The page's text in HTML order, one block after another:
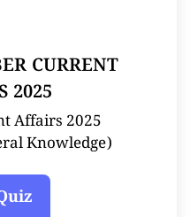
CURRENT
2025
Affairs 2025
Knowledge)